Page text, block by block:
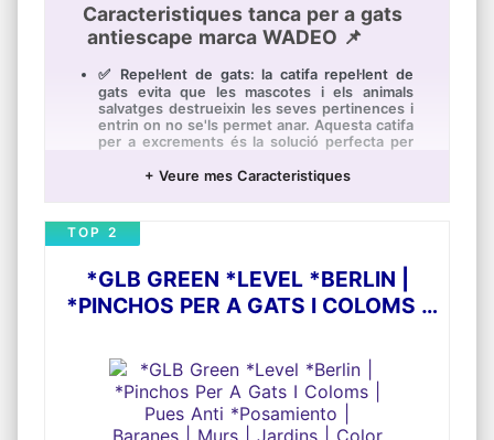
Caracteristiques tanca per a gats
antiescape marca WADEO 📌
✅ Repel·lent de gats: la catifa repel·lent de
gats evita que les mascotes i els animals
salvatges destrueixin les seves pertinences i
entrin on no se'ls permet anar. Aquesta catifa
per a excrements és la solució perfecta per
impedeix defecar en llocs específics i no
interiors i exteriors.
✅ SOLUCIÓ HUMANA: tapet de plàstic per a
gats amb tatxes, repel·lent assegurança i
apte per a mascotes que és una forma
perfecta i humana de dissuadir a les
mascotes i petits animals salvatges de cavar i
✅ Protecció eficaç al jardí: la catifa antigats
de *WADEO protegeix el seu jardí, massissos
de flors, tests, parterres de verdures,
jardineres, pati, etc. Aquest espantall de gats
evita que els animals domèstics i salvatges
+ Veure mes Caracteristiques
*GLB GREEN *LEVEL *BERLIN |
*PINCHOS PER A GATS I COLOMS |
BARANES | MURS | JARDINS |
COLOR BLANC
TOP 2